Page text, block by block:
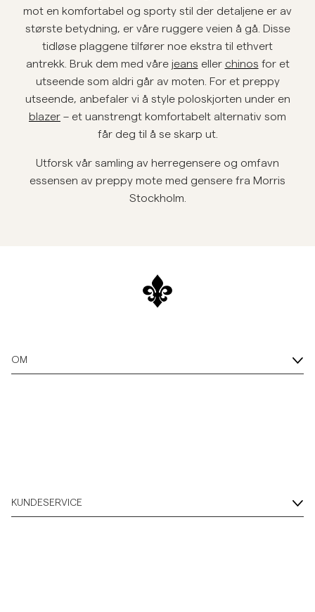
Yttertøy
Skjorter
Shorts
T-skjorter
mot en komfortabel og sporty stil der detaljene er av
største betydning, er våre ruggere veien å gå. Disse
tidløse plaggene tilfører noe ekstra til ethvert
antrekk. Bruk dem med våre jeans eller chinos for et
utseende som aldri går av moten. For et preppy
utseende, anbefaler vi å style poloskjorten under en
blazer – et uanstrengt komfortabelt alternativ som
får deg til å se skarp ut.
Utforsk vår samling av herregensere og omfavn
essensen av preppy mote med gensere fra Morris
Stockholm.
OM
KUNDESERVICE